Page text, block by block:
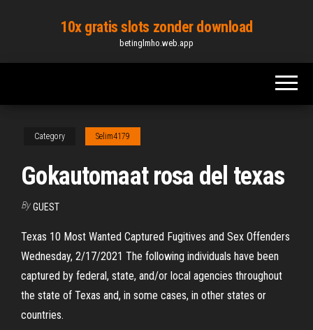
content
10x gratis slots zonder download
betinglmho.web.app
Category Selim4179
Gokautomaat rosa del texas
By GUEST
Texas 10 Most Wanted Captured Fugitives and Sex Offenders
Wednesday, 2/17/2021 The following individuals have been
captured by federal, state, and/or local agencies throughout
the state of Texas and, in some cases, in other states or
countries.